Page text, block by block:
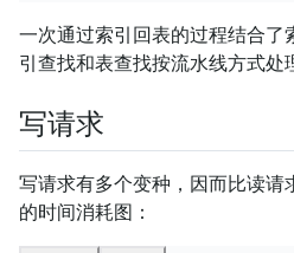
一次通过索引回表的过程结合了
引查找和表查找按流水线方式处
写请求
写请求有多个变种，因而比读请
的时间消耗图：